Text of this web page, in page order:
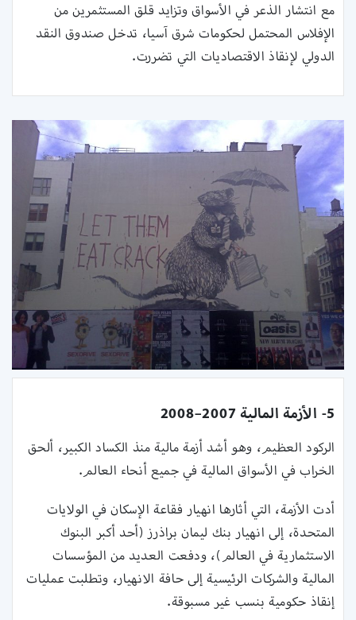
مع انتشار الذعر في الأسواق وتزايد قلق المستثمرين من
الإفلاس المحتمل لحكومات شرق آسيا، تدخل صندوق النقد
الدولي لإنقاذ الاقتصاديات التي تضررت.
5- الأزمة المالية 2007–2008
الركود العظيم، وهو أشد أزمة مالية منذ الكساد الكبير، ألحق
الخراب في الأسواق المالية في جميع أنحاء العالم.
أدت الأزمة، التي أثارها انهيار فقاعة الإسكان في الولايات
المتحدة، إلى انهيار بنك ليمان براذرز (أحد أكبر البنوك
الاستثمارية في العالم)، ودفعت العديد من المؤسسات
المالية والشركات الرئيسية إلى حافة الانهيار، وتطلبت عمليات
إنقاذ حكومية بنسب غير مسبوقة.